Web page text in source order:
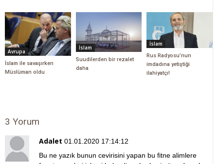
Avrupa
İslam ile savaşırken
Müslüman oldu
İslam
Suudilerden bir rezalet
daha
İslam
Rus Radyosu’nun
imdadına yetiştiği
ilahiyatçı!
3 Yorum
Adalet 01.01.2020 17:14:12
Bu ne yazık bunun cevirisini yapan bu fitne alimlere